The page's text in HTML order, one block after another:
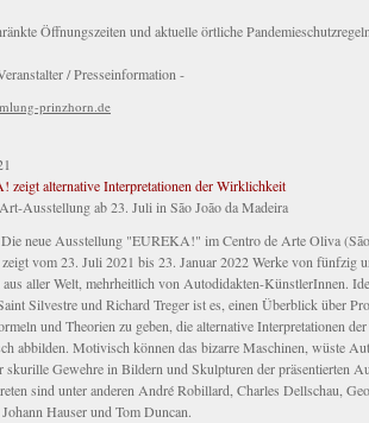
Öffnungszeiten und aktuelle örtliche
/ Presseinformation -
prinzhorn.de
zeigt alternative Interpretationen der Wirklichkeit
Ausstellung ab 23. Juli in São João da Madeira
neue Ausstellung "EUREKA!" im Centro de Arte Oliva
vom 23. Juli 2021 bis 23. Januar 2022 Werke von fünfzig
aller Welt, mehrheitlich von Autodidakten-KünstlerInnen.
Silvestre und Richard Treger ist es, einen Überblick über
und Theorien zu geben, die alternative Interpretationen
abbilden. Motivisch können das bizarre Maschinen, wüste
skurille Gewehre in Bildern und Skulpturen der präsentierten
sind unter anderen André Robillard, Charles Dellschau,
Johann Hauser und Tom Duncan.